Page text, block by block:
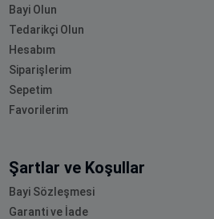
Bayi Olun
Tedarikçi Olun
Hesabım
Siparişlerim
Sepetim
Favorilerim
Şartlar ve Koşullar
Bayi Sözleşmesi
Garanti ve İade